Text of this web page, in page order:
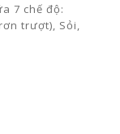
7 chế độ:
trượt), Sỏi,